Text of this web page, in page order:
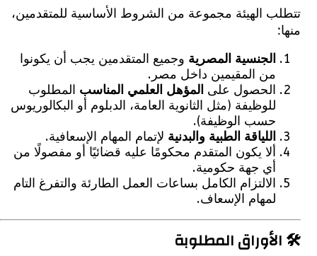
الهيئة مجموعة من الشروط الأساسية للمتقدمين،
الجنسية المصريةوجميع المتقدمين يجب أن يكونوا
من المقيمين داخل مصر.
الحصول علىالمؤهل العلمي المناسبالمطلوب
للوظيفة (مثل الثانوية العامة، الدبلوم أو البكالوريوس
حسب الوظيفة).
اللياقة الطبية والبدنية لإتمام المهام الإسعافية.
ألا يكون المتقدم محكومًا عليه قضائيًا أو مفصولًا من
أي جهة حكومية.
الالتزام الكامل بساعات العمل الطارئة والتفرغ التام
لمهام الإسعاف.
المطلوبة